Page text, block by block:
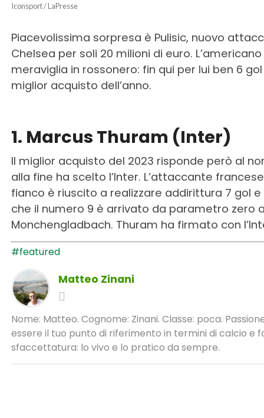
Iconsport / LaPresse
Piacevolissima sorpresa è Pulisic, nuovo
Chelsea per soli 20 milioni di euro.
meraviglia in rossonero: fin qui per lui ben 6 gol
miglior acquisto dell’anno.
1. Marcus Thuram (Inter)
Il miglior acquisto del 2023 risponde però al
alla fine ha scelto l’Inter. L’attaccante
fianco è riuscito a realizzare addirittura 7 gol e
che il numero 9 è arrivato da parametro zero
Monchengladbach. Thuram ha firmato con
#featured
Matteo Zinani
Nome: Matteo. Cognome: Zinani. Classe: poca.
essere il tuo punto di riferimento in termini di calcio e
sfaccettatura: lo vivo e lo pratico da sempre.